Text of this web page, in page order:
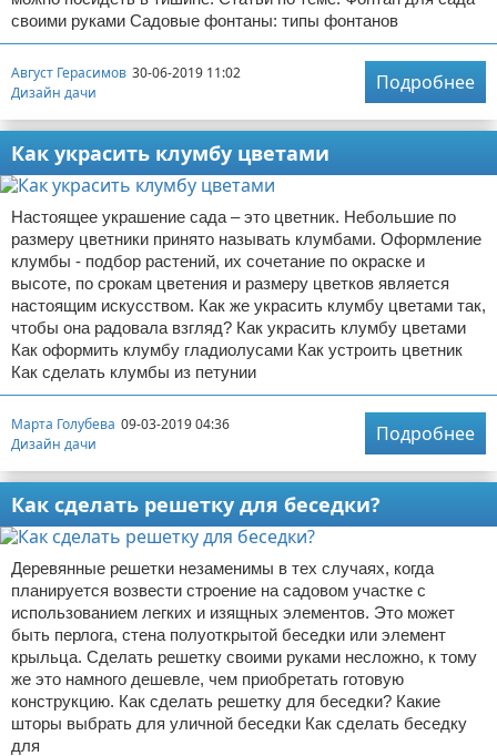
своими руками Садовые фонтаны: типы фонтанов
Август Герасимов 30-06-2019 11:02
Дизайн дачи
Подробнее
Как украсить клумбу цветами
Настоящее украшение сада – это цветник. Небольшие по
размеру цветники принято называть клумбами. Оформление
клумбы - подбор растений, их сочетание по окраске и
высоте, по срокам цветения и размеру цветков является
настоящим искусством. Как же украсить клумбу цветами так,
чтобы она радовала взгляд? Как украсить клумбу цветами
Как оформить клумбу гладиолусами Как устроить цветник
Как сделать клумбы из петунии
Марта Голубева 09-03-2019 04:36
Дизайн дачи
Подробнее
Как сделать решетку для беседки?
Деревянные решетки незаменимы в тех случаях, когда
планируется возвести строение на садовом участке с
использованием легких и изящных элементов. Это может
быть перлога, стена полуоткрытой беседки или элемент
крыльца. Сделать решетку своими руками несложно, к тому
же это намного дешевле, чем приобретать готовую
конструкцию. Как сделать решетку для беседки? Какие
шторы выбрать для уличной беседки Как сделать беседку
для